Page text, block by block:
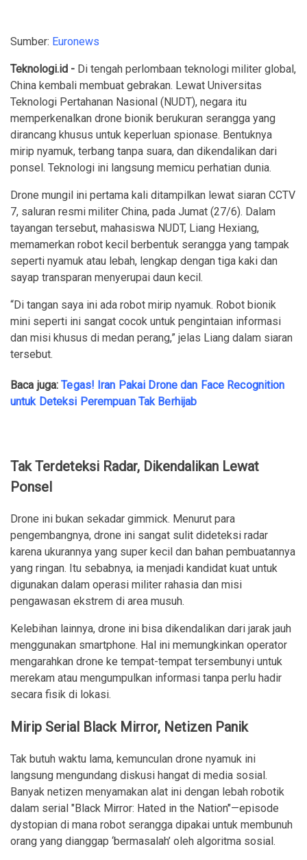
Sumber: Euronews
Teknologi.id - Di tengah perlombaan teknologi militer global,
China kembali membuat gebrakan. Lewat Universitas
Teknologi Pertahanan Nasional (NUDT), negara itu
memperkenalkan drone bionik berukuran serangga yang
dirancang khusus untuk keperluan spionase. Bentuknya
mirip nyamuk, terbang tanpa suara, dan dikendalikan dari
ponsel. Teknologi ini langsung memicu perhatian dunia.
Drone mungil ini pertama kali ditampilkan lewat siaran CCTV
7, saluran resmi militer China, pada Jumat (27/6). Dalam
tayangan tersebut, mahasiswa NUDT, Liang Hexiang,
memamerkan robot kecil berbentuk serangga yang tampak
seperti nyamuk atau lebah, lengkap dengan tiga kaki dan
sayap transparan menyerupai daun kecil.
“Di tangan saya ini ada robot mirip nyamuk. Robot bionik
mini seperti ini sangat cocok untuk pengintaian informasi
dan misi khusus di medan perang,” jelas Liang dalam siaran
tersebut.
Baca juga:Tegas! Iran Pakai Drone dan Face Recognition
untuk Deteksi Perempuan Tak Berhijab
Tak Terdeteksi Radar, Dikendalikan Lewat
Ponsel
Drone ini bukan sekadar gimmick. Menurut para
pengembangnya, drone ini sangat sulit dideteksi radar
karena ukurannya yang super kecil dan bahan pembuatannya
yang ringan. Itu sebabnya, ia menjadi kandidat kuat untuk
digunakan dalam operasi militer rahasia dan misi
pengawasan ekstrem di area musuh.
Kelebihan lainnya, drone ini bisa dikendalikan dari jarak jauh
menggunakan smartphone. Hal ini memungkinkan operator
mengarahkan drone ke tempat-tempat tersembunyi untuk
merekam atau mengumpulkan informasi tanpa perlu hadir
secara fisik di lokasi.
Mirip Serial Black Mirror, Netizen Panik
Tak butuh waktu lama, kemunculan drone nyamuk ini
langsung mengundang diskusi hangat di media sosial.
Banyak netizen menyamakan alat ini dengan lebah robotik
dalam serial "Black Mirror: Hated in the Nation"—episode
dystopian di mana robot serangga dipakai untuk membunuh
orang yang dianggap ‘bermasalah’ oleh algoritma sosial.